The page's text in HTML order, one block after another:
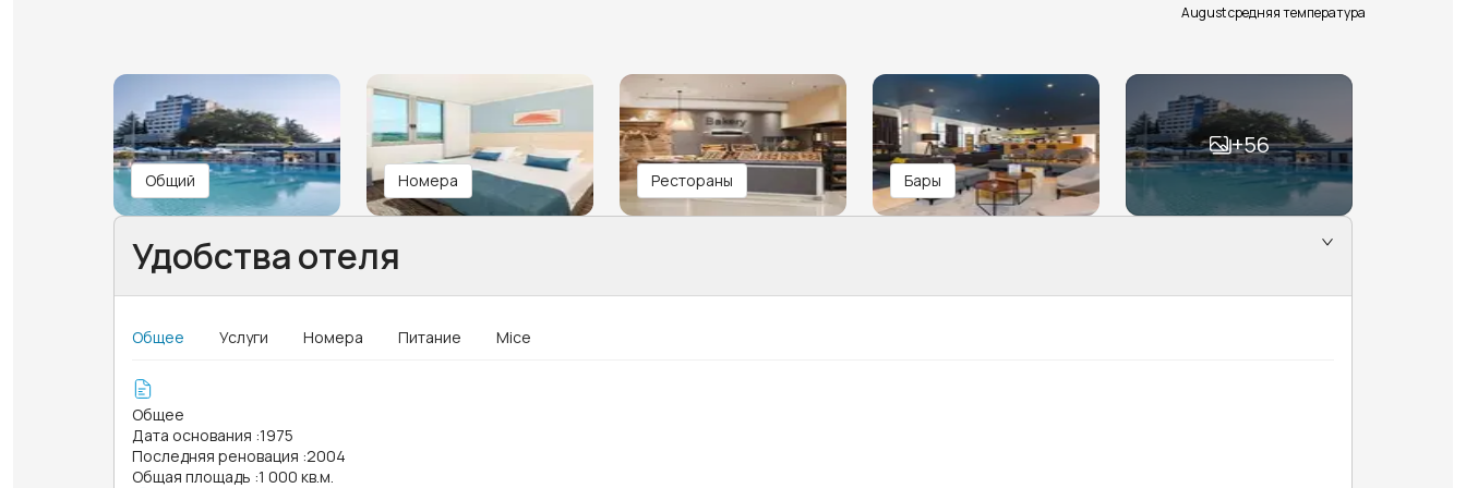
August средняя температура
Общий Номера Рестораны Бары
+56
Удобства отеля
Общее Услуги Номера Питание Mice
Общее
Дата основания :1975
Последняя реновация :2004
Общая площадь :1 000 кв.м.